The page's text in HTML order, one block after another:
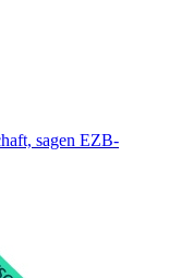
sagen EZB-